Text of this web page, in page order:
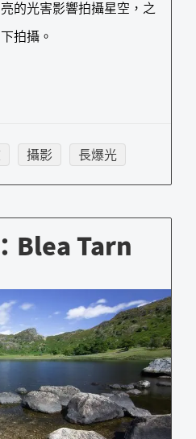
的光害影響拍攝星空，之
拍攝。
攝影 長爆光
Blea Tarn